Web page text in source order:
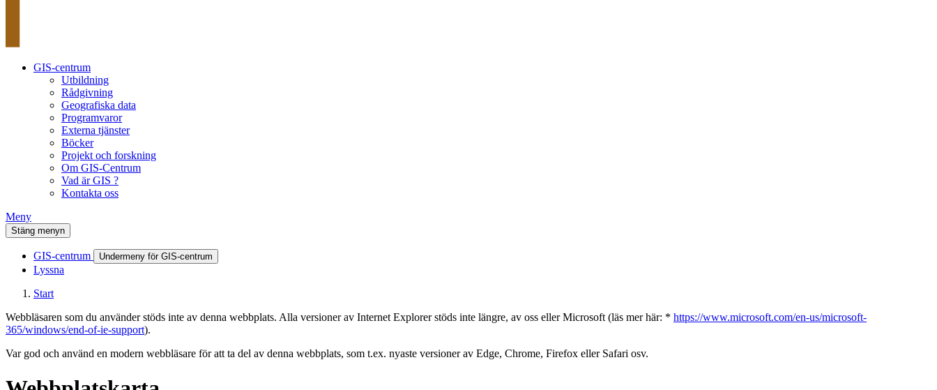
GIS-centrum
Utbildning
Rådgivning
Geografiska data
Programvaror
Externa tjänster
Böcker
Projekt och forskning
Om GIS-Centrum
Vad är GIS ?
Kontakta oss
Meny
Stäng menyn
GIS-centrum Undermeny för GIS-centrum
Lyssna
Start
Webbläsaren som du använder stöds inte av denna webbplats. Alla versioner av Internet Explorer stöds inte längre, av oss eller Microsoft (läs mer här: * https://www.microsoft.com/en-us/microsoft-
365/windows/end-of-ie-support).
Var god och använd en modern webbläsare för att ta del av denna webbplats, som t.ex. nyaste versioner av Edge, Chrome, Firefox eller Safari osv.